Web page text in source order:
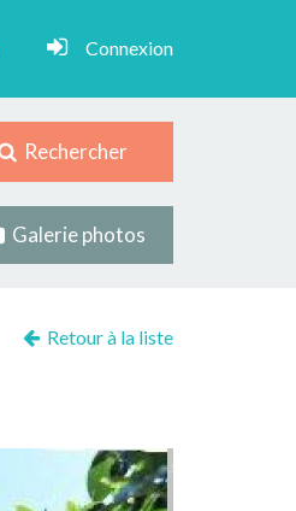
Connexion
Rechercher
Galerie photos
Retour à la liste